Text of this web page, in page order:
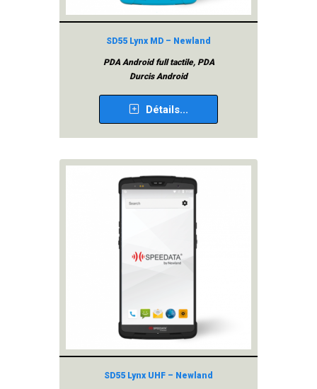
SD55 Lynx MD – Newland
PDA Android full tactile, PDA
Durcis Android
Détails...
SD55 Lynx UHF – Newland